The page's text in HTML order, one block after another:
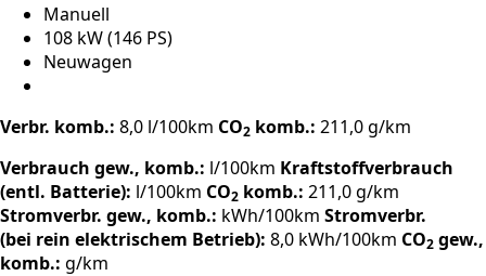
Manuell
108 kW (146 PS)
Neuwagen
Verbr. komb.: 8,0 l/100km CO2 komb.: 211,0 g/km
Verbrauch gew., komb.: l/100km Kraftstoffverbrauch
(entl. Batterie): l/100km CO2 komb.: 211,0 g/km
Stromverbr. gew., komb.: kWh/100km Stromverbr.
(bei rein elektrischem Betrieb): 8,0 kWh/100km CO2 gew.,
komb.: g/km